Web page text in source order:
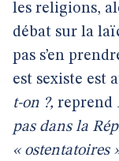
les religions,
débat sur la
pas s’en
est sexiste est
t-on ?, reprend
pas dans la
« ostentatoires